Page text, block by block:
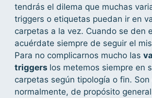
tendrás el dilema que muchas
triggers o etiquetas puedan ir en
carpetas a la vez. Cuando se den
acuérdate siempre de seguir el
Para no complicarnos mucho las
triggers los metemos siempre en
carpetas según tipología o fin.
normalmente, de propósito